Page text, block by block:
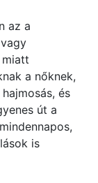
az a
a nőknek,
és
út a
is